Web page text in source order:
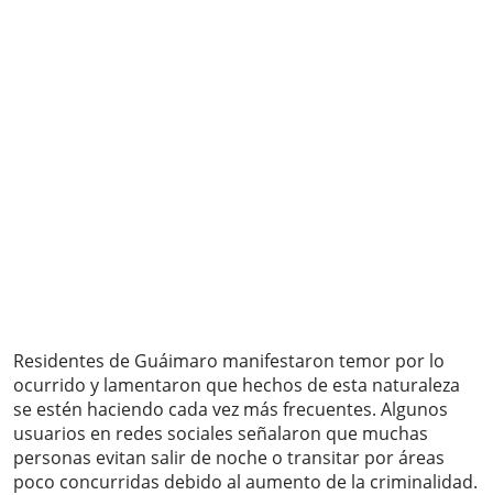
Residentes de Guáimaro manifestaron temor por lo
ocurrido y lamentaron que hechos de esta naturaleza
se estén haciendo cada vez más frecuentes. Algunos
usuarios en redes sociales señalaron que muchas
personas evitan salir de noche o transitar por áreas
poco concurridas debido al aumento de la criminalidad.